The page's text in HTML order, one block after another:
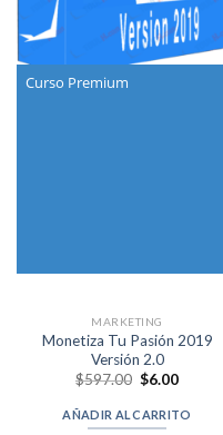
Curso Premium
MARKETING
Monetiza Tu Pasión 2019
Versión 2.0
$597.00 Original
was:
$597.00.
$6.00Current
is:
$6.00.
AÑADIR AL CARRITO